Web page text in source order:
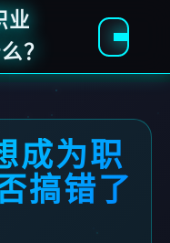
业
？
成为职
搞错了